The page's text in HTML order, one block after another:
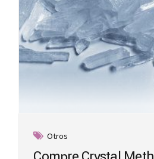
Otros